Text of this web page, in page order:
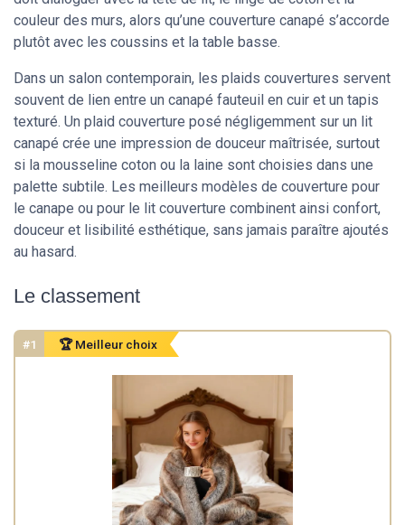
couleur des murs, alors qu’une couverture canapé s’accorde
plutôt avec les coussins et la table basse.
Dans un salon contemporain, les plaids couvertures servent
souvent de lien entre un canapé fauteuil en cuir et un tapis
texturé. Un plaid couverture posé négligemment sur un lit
canapé crée une impression de douceur maîtrisée, surtout
si la mousseline coton ou la laine sont choisies dans une
palette subtile. Les meilleurs modèles de couverture pour
le canape ou pour le lit couverture combinent ainsi confort,
douceur et lisibilité esthétique, sans jamais paraître ajoutés
au hasard.
Le classement
#1 🏆 Meilleur choix